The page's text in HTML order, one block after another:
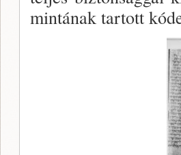
mintának tartott